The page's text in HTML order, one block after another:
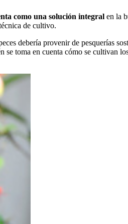
como una solución integral en la
de cultivo.
debería provenir de pesquerías
se toma en cuenta cómo se cultivan